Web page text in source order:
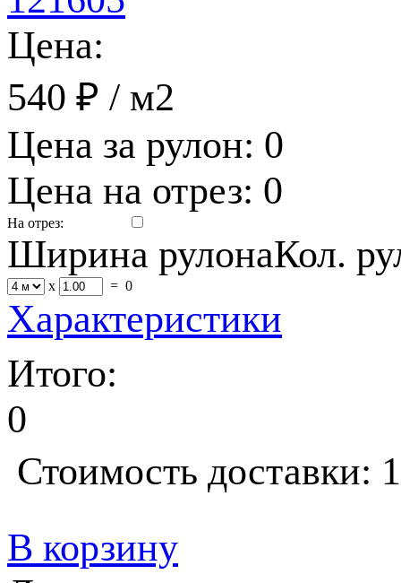
Цена:
540 ₽ / м2
Цена за рулон: 0
Цена на отрез: 0
На отрез:
Ширина рулонаКол.
x = 0
Характеристики
Итого:
0
Стоимость
В корзину